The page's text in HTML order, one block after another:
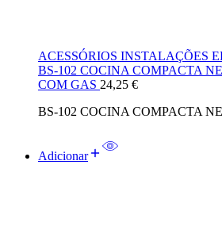
ACESSÓRIOS INSTALAÇÕES
BS-102 COCINA COMPACTA
COM GAS 24,25 €
BS-102 COCINA COMPACTA NE
Adicionar